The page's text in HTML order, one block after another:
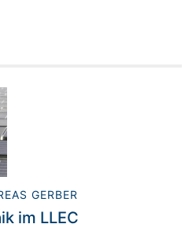
ausgetauscht.
Mittlerweile gibt es
zwischen LLEC und
Kernthemen – Tendenz
GERBER
im LLEC